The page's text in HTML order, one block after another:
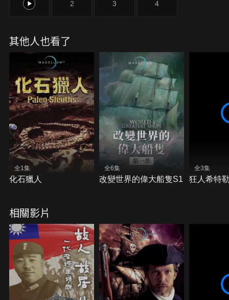
的統治充滿動盪，宗教與權力衝突接踵而來。
1 2 3 4
其他人也看了
全1集
化石獵人
全6集
改變世界的偉大船隻S1
全3集
狂人希特
相關影片